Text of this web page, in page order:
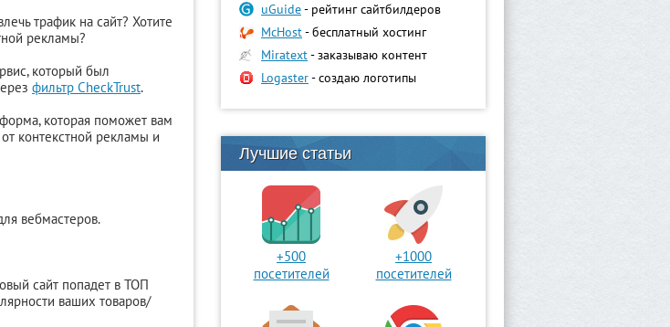
трафик на сайт? Хотите
рекламы?
который был
фильтр CheckTrust.
которая поможет вам
контекстной рекламы и
вебмастеров.
сайт попадет в ТОП
ваших товаров/
uGuidе- рейтинг сайтбилдеров
McHost- бесплатный хостинг
Miratext- заказываю контент
Logaster- создаю логотипы
Лучшие статьи
+500
посетителей
+1000
посетителей